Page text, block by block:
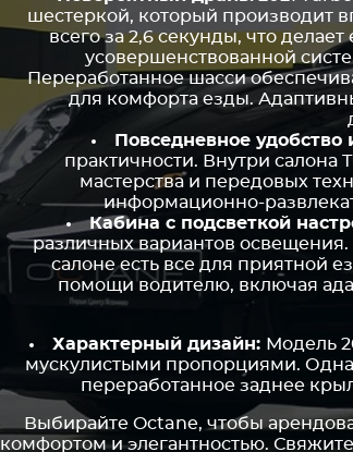
шестеркой, который производит
всего за 2,6 секунды, что
усовершенствованной
Переработанное шасси
для комфорта езды.
Повседневное удобство
практичности. Внутри салона
мастерства и передовых
информационно-
Кабина с подсветкой
различных вариантов
салоне есть все для приятной
помощи водителю, включая
Характерный дизайн: Модель
мускулистыми пропорциями.
переработанное заднее
Выбирайте Octane, чтобы
комфортом и элегантностью.